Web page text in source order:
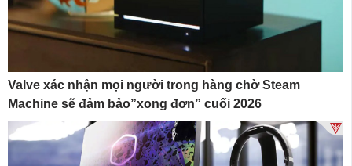
Valve xác nhận mọi người trong hàng chờ Steam
Machine sẽ đảm bảo”xong đơn” cuối 2026